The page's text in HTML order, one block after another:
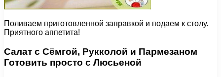
Поливаем приготовленной заправкой и подаем к столу.
Приятного аппетита!
Салат с Сёмгой, Рукколой и Пармезаном
Готовить просто с Люсьеной